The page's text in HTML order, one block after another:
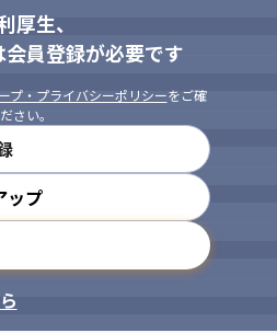
厚生、
員登録が必要です
プ・プライバシーポリシーをご確
さい。
ップ